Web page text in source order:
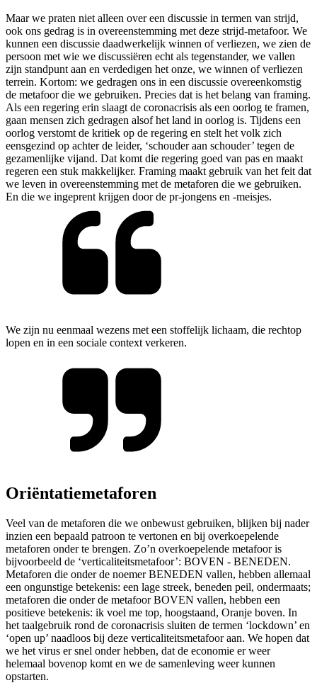
Maar we praten niet alleen over een discussie in termen van strijd,
ook ons gedrag is in overeenstemming met deze strijd-metafoor. We
kunnen een discussie daadwerkelijk winnen of verliezen, we zien de
persoon met wie we discussiëren echt als tegenstander, we vallen
zijn standpunt aan en verdedigen het onze, we winnen of verliezen
terrein. Kortom: we gedragen ons in een discussie overeenkomstig
de metafoor die we gebruiken. Precies dat is het belang van framing.
Als een regering erin slaagt de coronacrisis als een oorlog te framen,
gaan mensen zich gedragen alsof het land in oorlog is. Tijdens een
oorlog verstomt de kritiek op de regering en stelt het volk zich
eensgezind op achter de leider, ‘schouder aan schouder’ tegen de
gezamenlijke vijand. Dat komt die regering goed van pas en maakt
regeren een stuk makkelijker. Framing maakt gebruik van het feit dat
we leven in overeenstemming met de metaforen die we gebruiken.
En die we ingeprent krijgen door de pr-jongens en -meisjes.
We zijn nu eenmaal wezens met een stoffelijk lichaam, die rechtop
lopen en in een sociale context verkeren.
Oriëntatiemetaforen
Veel van de metaforen die we onbewust gebruiken, blijken bij nader
inzien een bepaald patroon te vertonen en bij overkoepelende
metaforen onder te brengen. Zo’n overkoepelende metafoor is
bijvoorbeeld de ‘verticaliteitsmetafoor’: BOVEN - BENEDEN.
Metaforen die onder de noemer BENEDEN vallen, hebben allemaal
een ongunstige betekenis: een lage streek, beneden peil, ondermaats;
metaforen die onder de metafoor BOVEN vallen, hebben een
positieve betekenis: ik voel me top, hoogstaand, Oranje boven. In
het taalgebruik rond de coronacrisis sluiten de termen ‘lockdown’ en
‘open up’ naadloos bij deze verticaliteitsmetafoor aan. We hopen dat
we het virus er snel onder hebben, dat de economie er weer
helemaal bovenop komt en we de samenleving weer kunnen
opstarten.